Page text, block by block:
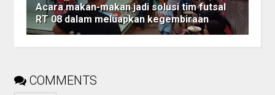
Acara makan-makan jadi solusi tim futsal
RT 08 dalam meluapkan kegembiraan
COMMENTS